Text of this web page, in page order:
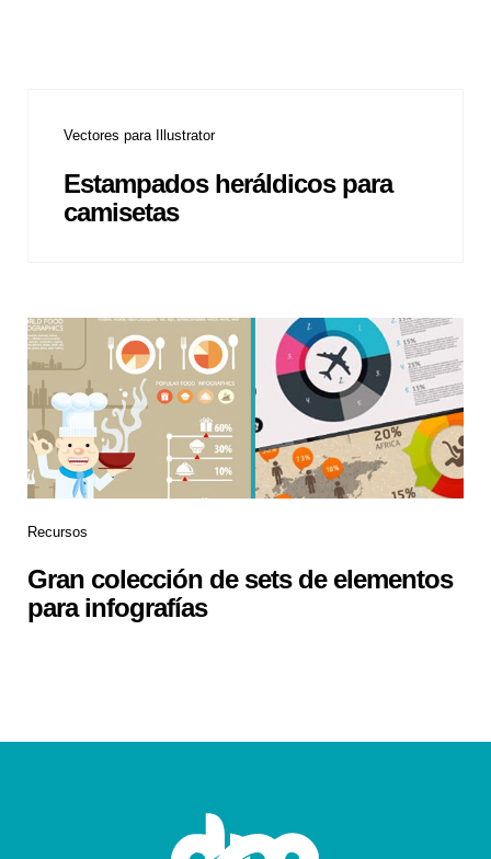
Vectores para Illustrator
Estampados heráldicos para
camisetas
Recursos
Gran colección de sets de elementos
para infografías